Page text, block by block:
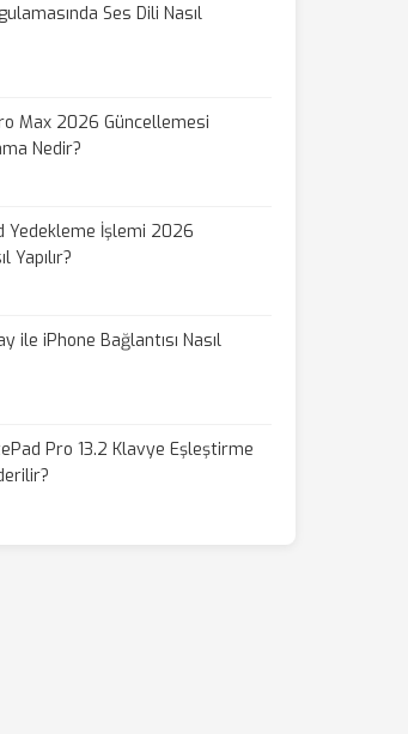
Ses Dili Nasıl
Max 2026 Güncellemesi
Nedir?
Yedekleme İşlemi 2026
Yapılır?
ile iPhone Bağlantısı Nasıl
Pro 13.2 Klavye Eşleştirme